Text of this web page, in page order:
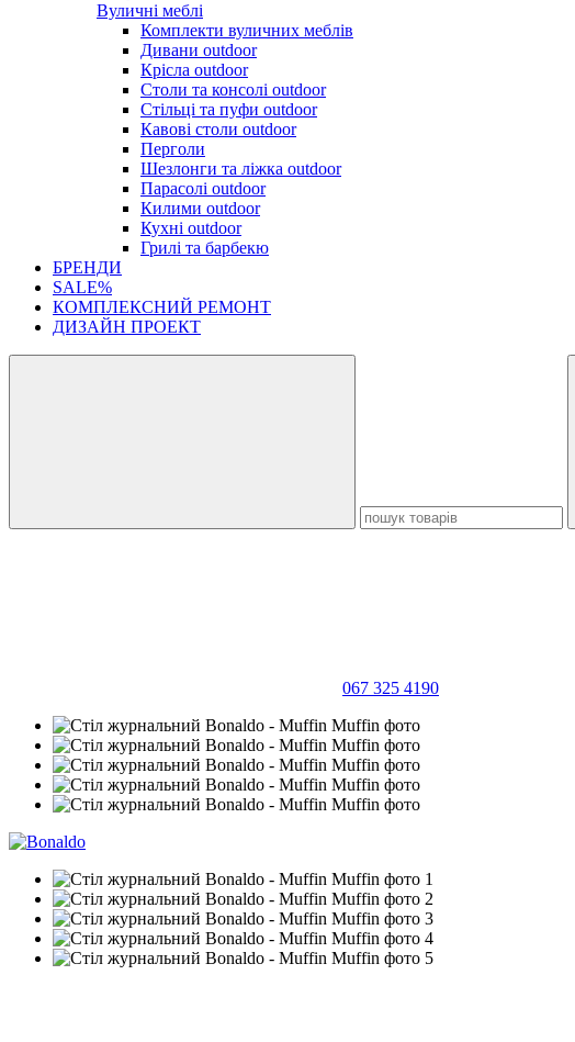
Вуличні меблі
Комплекти вуличних меблів
Дивани outdoor
Крісла outdoor
Столи та консолі outdoor
Стільці та пуфи outdoor
Кавові столи outdoor
Перголи
Шезлонги та ліжка outdoor
Парасолі outdoor
Килими outdoor
Кухні outdoor
Грилі та барбекю
БРЕНДИ
SALE%
КОМПЛЕКСНИЙ РЕМОНТ
ДИЗАЙН ПРОЕКТ
067 325 4190